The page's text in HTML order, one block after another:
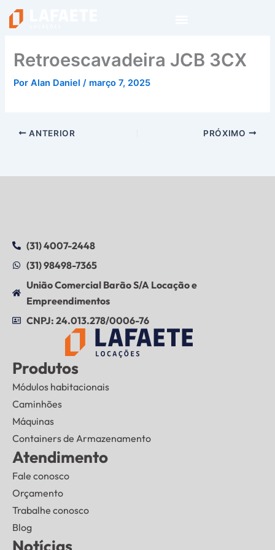
conteúdo
Retroescavadeira JCB 3CX
PorAlan Daniel/ março 7, 2025
ANTERIOR PRÓXIMO
(31) 4007-2448
(31) 98498-7365
União Comercial Barão S/A Locação e
Empreendimentos
CNPJ: 24.013.278/0006-76
Produtos
Módulos habitacionais
Caminhões
Máquinas
Containers de Armazenamento
Atendimento
Fale conosco
Orçamento
Trabalhe conosco
Blog